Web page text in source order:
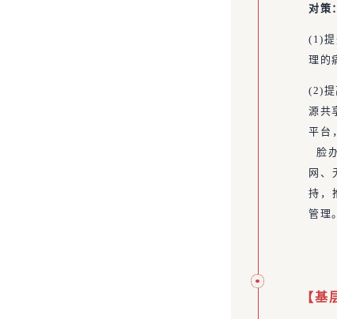
对策：
(1)提
理的
(2)提
源共
平台
脸
网、
持，
管理。
【基